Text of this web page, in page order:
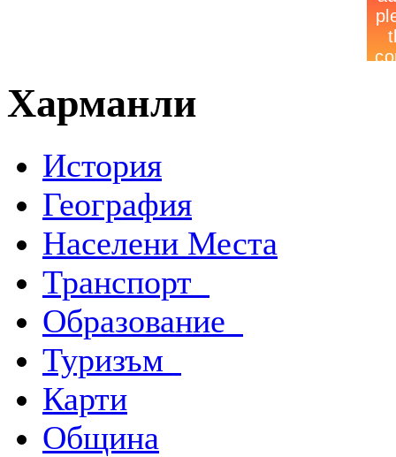
Харманли
История
География
Населени Места
Транспорт
Образование
Туризъм
Карти
Община